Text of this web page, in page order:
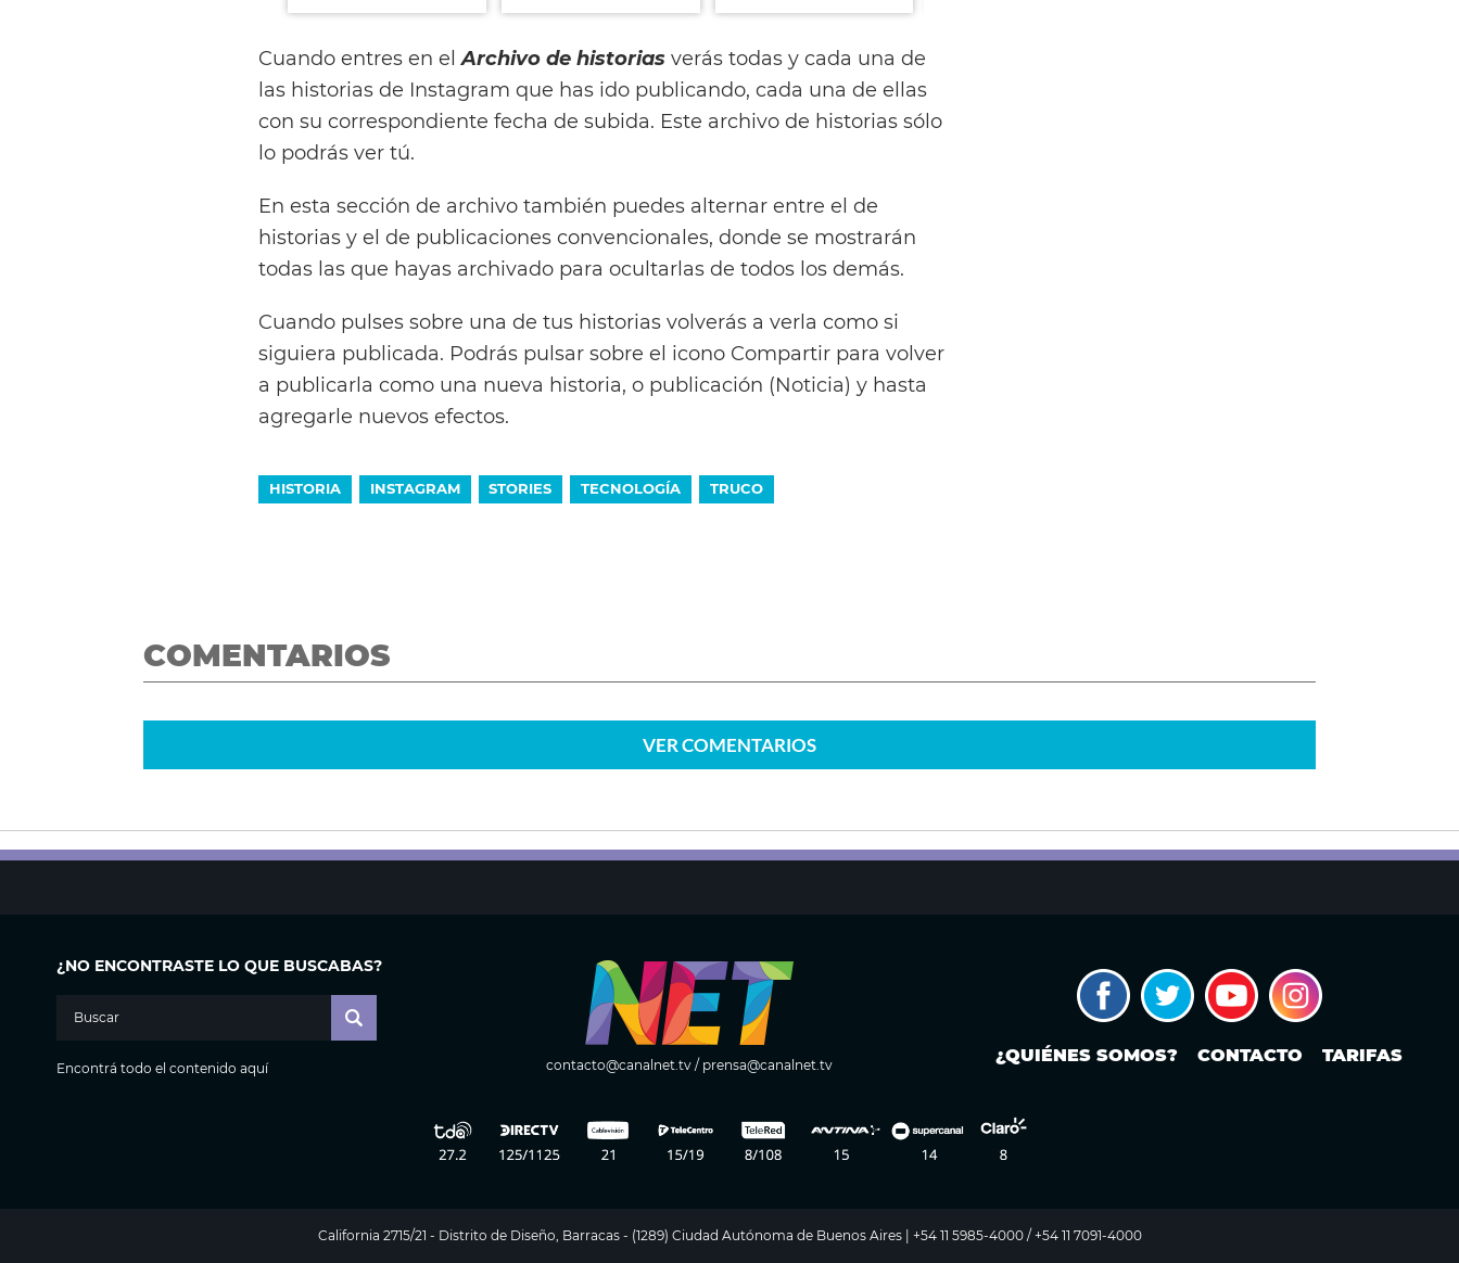
Cuando entres en elArchivo de historias verás todas y cada una de
las historias de Instagram que has ido publicando, cada una de ellas
con su correspondiente fecha de subida. Este archivo de historias sólo
lo podrás ver tú.
En esta sección de archivo también puedes alternar entre el de
historias y el de publicaciones convencionales, donde se mostrarán
todas las que hayas archivado para ocultarlas de todos los demás.
Cuando pulses sobre una de tus historias volverás a verla como si
siguiera publicada. Podrás pulsar sobre el icono Compartir para volver
a publicarla como una nueva historia, o publicación (Noticia) y hasta
agregarle nuevos efectos.
HISTORIA INSTAGRAM STORIES TECNOLOGÍA TRUCO
COMENTARIOS
VERCOMENTARIOS
¿NO ENCONTRASTE LO QUE BUSCABAS?
Encontrá todo el contenido aquí contacto@canalnet.tv/ prensa@canalnet.tv ¿QUIÉNES SOMOS? CONTACTO TARIFAS
California 2715/21 - Distrito de Diseño, Barracas - (1289) Ciudad Autónoma de Buenos Aires | +54 11 5985-4000 / +54 11 7091-4000